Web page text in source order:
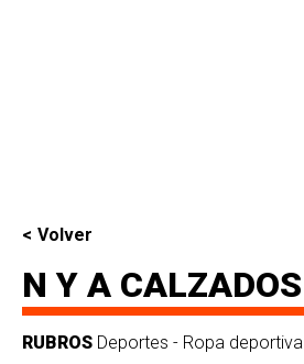
Volver
N Y A CALZADOS
RUBROS Deportes - Ropa deportiva